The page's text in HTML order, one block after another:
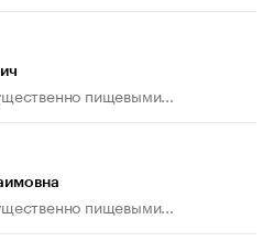
пищевыми...
пищевыми...